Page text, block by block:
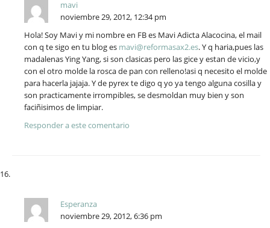
mavi
noviembre 29, 2012, 12:34 pm
Hola! Soy Mavi y mi nombre en FB es Mavi Adicta Alacocina, el mail
con q te sigo en tu blog es mavi@reformasax2.es. Y q haria,pues las
madalenas Ying Yang, si son clasicas pero las gice y estan de vicio,y
con el otro molde la rosca de pan con relleno!asi q necesito el molde
para hacerla jajaja. Y de pyrex te digo q yo ya tengo alguna cosilla y
son practicamente irrompibles, se desmoldan muy bien y son
faciñisimos de limpiar.
Responder a este comentario
Esperanza
noviembre 29, 2012, 6:36 pm